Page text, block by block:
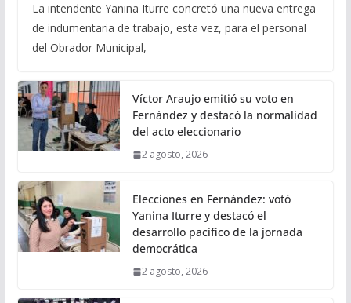
La intendente Yanina Iturre concretó una nueva entrega
de indumentaria de trabajo, esta vez, para el personal
del Obrador Municipal,
Víctor Araujo emitió su voto en
Fernández y destacó la normalidad
del acto eleccionario
2 agosto, 2026
Elecciones en Fernández: votó
Yanina Iturre y destacó el
desarrollo pacífico de la jornada
democrática
2 agosto, 2026